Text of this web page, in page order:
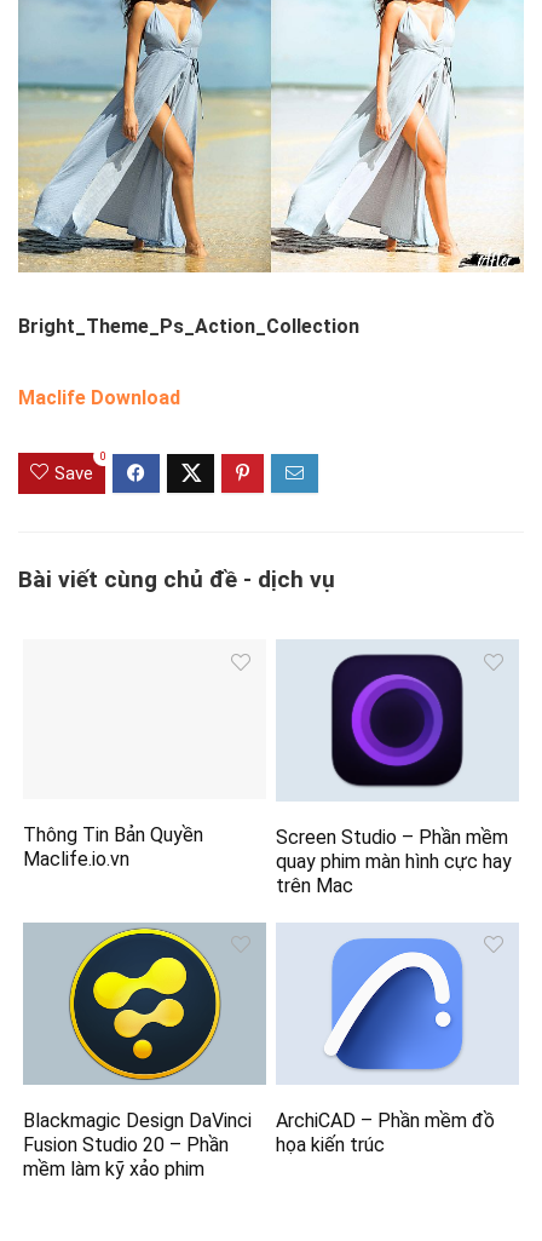
Bright_Theme_Ps_Action_Collection
Maclife Download
Save
0
Bài viết cùng chủ đề - dịch vụ
Thông Tin Bản Quyền
Maclife.io.vn
Screen Studio – Phần mềm
quay phim màn hình cực hay
trên Mac
Blackmagic Design DaVinci
Fusion Studio 20 – Phần
mềm làm kỹ xảo phim
ArchiCAD – Phần mềm đồ
họa kiến trúc